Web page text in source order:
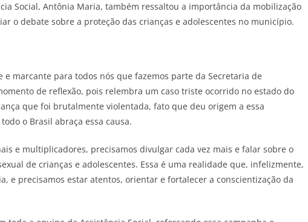
Social, Antônia Maria, também ressaltou a importância da mobilização
o debate sobre a proteção das crianças e adolescentes no município.
marcante para todos nós que fazemos parte da Secretaria de
de reflexão, pois relembra um caso triste ocorrido no estado do
que foi brutalmente violentada, fato que deu origem a essa
o Brasil abraça essa causa.
e multiplicadores, precisamos divulgar cada vez mais e falar sobre o
de crianças e adolescentes. Essa é uma realidade que, infelizmente,
e precisamos estar atentos, orientar e fortalecer a conscientização da